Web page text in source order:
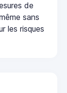
de
sans
les risques